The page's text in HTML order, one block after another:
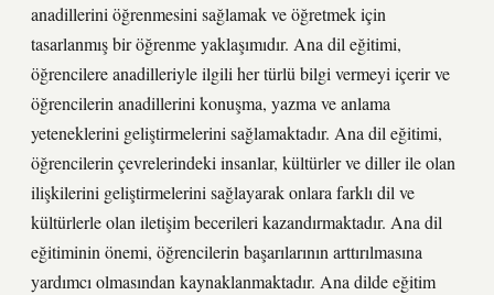
anadillerini öğrenmesini sağlamak ve öğretmek için
tasarlanmış bir öğrenme yaklaşımıdır. Ana dil eğitimi,
öğrencilere anadilleriyle ilgili her türlü bilgi vermeyi içerir ve
öğrencilerin anadillerini konuşma, yazma ve anlama
yeteneklerini geliştirmelerini sağlamaktadır. Ana dil eğitimi,
öğrencilerin çevrelerindeki insanlar, kültürler ve diller ile olan
ilişkilerini geliştirmelerini sağlayarak onlara farklı dil ve
kültürlerle olan iletişim becerileri kazandırmaktadır. Ana dil
eğitiminin önemi, öğrencilerin başarılarının arttırılmasına
yardımcı olmasından kaynaklanmaktadır. Ana dilde eğitim